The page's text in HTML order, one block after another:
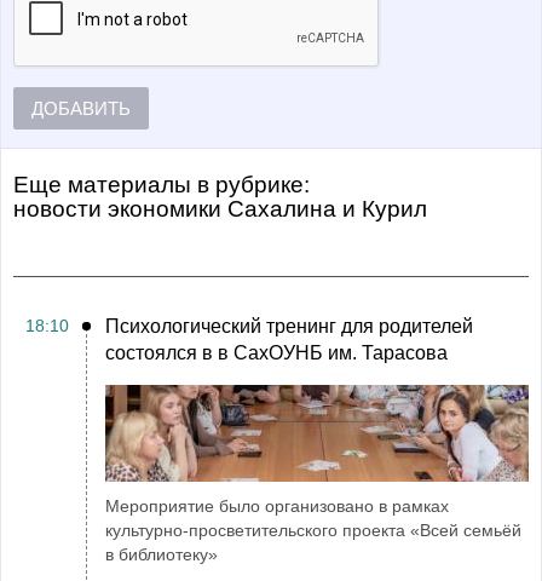
ДОБАВИТЬ
Еще материалы в рубрике:
Новости экономики Сахалина и Курил
18:10
Психологический тренинг для родителей
состоялся в в СахОУНБ им. Тарасова
Мероприятие было организовано в рамках
культурно-просветительского проекта «Всей семьёй
в библиотеку»